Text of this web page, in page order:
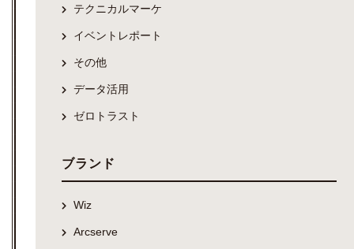
テクニカルマーケ
イベントレポート
その他
データ活用
ゼロトラスト
ブランド
Wiz
Arcserve